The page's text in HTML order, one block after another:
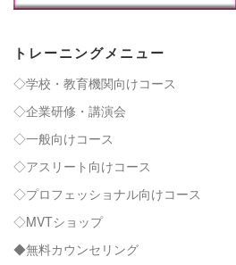
トレーニングメニュー
◇学校・教育機関向けコース
◇企業研修・講演会
◇一般向けコース
◇アスリート向けコース
◇プロフェッショナル向けコース
◇MVTショップ
◆無料カウンセリング